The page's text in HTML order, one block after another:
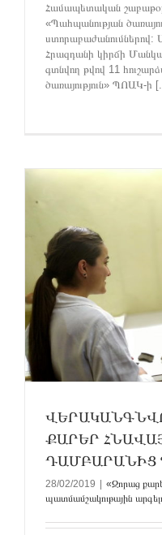
Համապետական
«Պահպանության
ստորաբաժանումներով:
Հրազդանի կիրճի
գտնվող թվով 11
ծառայություն» ՊՈԱԿ-ի
ՔԱՐԵՐ
ԴԱՄԲԱՐԱՆԻՑ
28/02/2019 | «Զորաց
պատմամշակութային